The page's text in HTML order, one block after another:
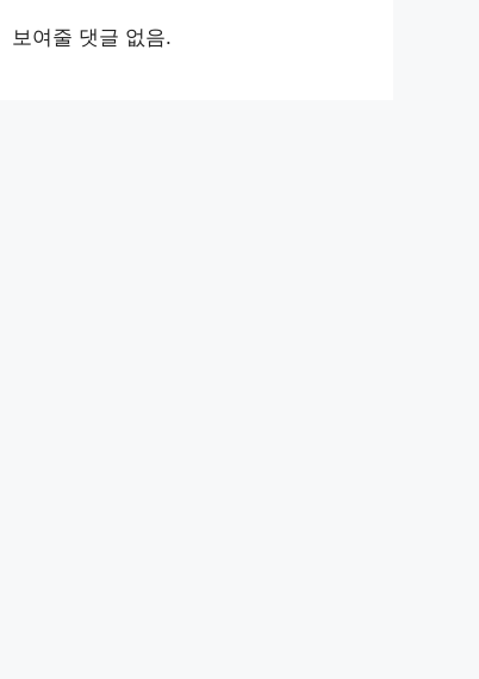
보여줄 댓글 없음.